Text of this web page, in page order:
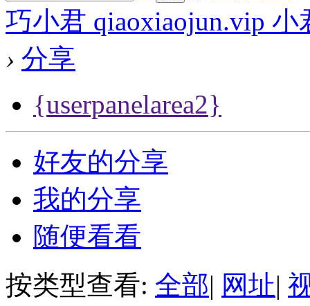
巧小君 qiaoxiaojun.vip
› 分享
{userpanelarea2}
好友的分享
我的分享
随便看看
按类型查看: 全部| 网址|